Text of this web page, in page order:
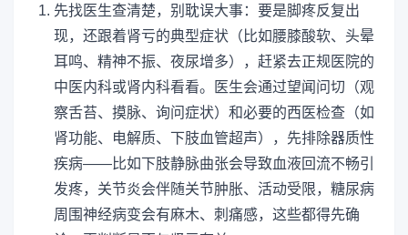
先找医生查清楚，别耽误大事：要是脚疼反复出
现，还跟着肾亏的典型症状（比如腰膝酸软、头晕
耳鸣、精神不振、夜尿增多），赶紧去正规医院的
中医内科或肾内科看看。医生会通过望闻问切（观
察舌苔、摸脉、询问症状）和必要的西医检查（如
肾功能、电解质、下肢血管超声），先排除器质性
疾病——比如下肢静脉曲张会导致血液回流不畅引
发疼，关节炎会伴随关节肿胀、活动受限，糖尿病
周围神经病变会有麻木、刺痛感，这些都得先确